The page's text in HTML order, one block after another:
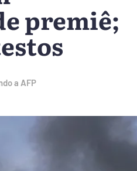
premiê;
a AFP